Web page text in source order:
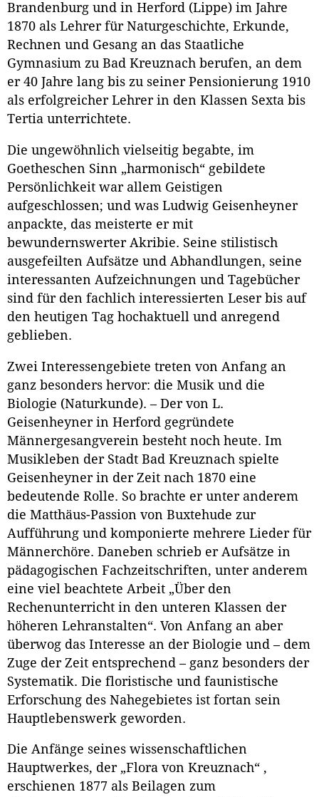
Brandenburg und in Herford (Lippe) im Jahre
1870 als Lehrer für Naturgeschichte, Erkunde,
Rechnen und Gesang an das Staatliche
Gymnasium zu Bad Kreuznach berufen, an dem
er 40 Jahre lang bis zu seiner Pensionierung 1910
als erfolgreicher Lehrer in den Klassen Sexta bis
Tertia unterrichtete.
Die ungewöhnlich vielseitig begabte, im
Goetheschen Sinn „harmonisch“ gebildete
Persönlichkeit war allem Geistigen
aufgeschlossen; und was Ludwig Geisenheyner
anpackte, das meisterte er mit
bewundernswerter Akribie. Seine stilistisch
ausgefeilten Aufsätze und Abhandlungen, seine
interessanten Aufzeichnungen und Tagebücher
sind für den fachlich interessierten Leser bis auf
den heutigen Tag hochaktuell und anregend
geblieben.
Zwei Interessengebiete treten von Anfang an
ganz besonders hervor: die Musik und die
Biologie (Naturkunde). – Der von L.
Geisenheyner in Herford gegründete
Männergesangverein besteht noch heute. Im
Musikleben der Stadt Bad Kreuznach spielte
Geisenheyner in der Zeit nach 1870 eine
bedeutende Rolle. So brachte er unter anderem
die Matthäus-Passion von Buxtehude zur
Aufführung und komponierte mehrere Lieder für
Männerchöre. Daneben schrieb er Aufsätze in
pädagogischen Fachzeitschriften, unter anderem
eine viel beachtete Arbeit „Über den
Rechenunterricht in den unteren Klassen der
höheren Lehranstalten“. Von Anfang an aber
überwog das Interesse an der Biologie und – dem
Zuge der Zeit entsprechend – ganz besonders der
Systematik. Die floristische und faunistische
Erforschung des Nahegebietes ist fortan sein
Hauptlebenswerk geworden.
Die Anfänge seines wissenschaftlichen
Hauptwerkes, der „Flora von Kreuznach“ ,
erschienen 1877 als Beilagen zum